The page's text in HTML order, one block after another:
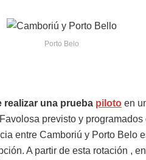
Porto Belo
realizar una prueba piloto en
previsto y programados
entre Camboriú y Porto Belo
A partir de esta rotación ,